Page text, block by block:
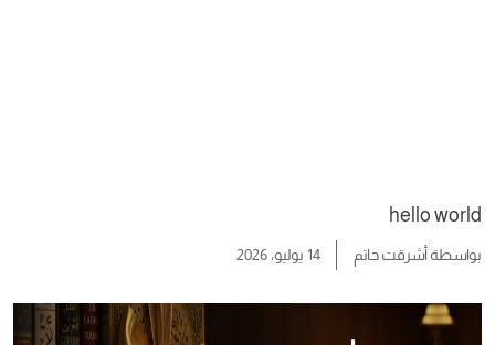
hello world
بواسطةأشرقت حاتم 14 يوليو، 2026